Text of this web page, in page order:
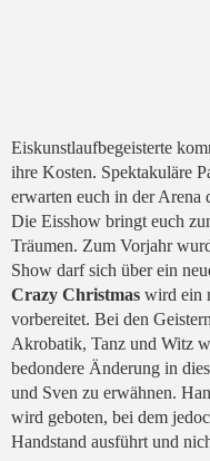
Eiskunstlaufbegeisterte
ihre Kosten. Spektakuläre
erwarten euch in der Arena
Die Eisshow bringt euch
Träumen. Zum Vorjahr
Show darf sich über ein
Crazy Christmas wird ein
vorbereitet. Bei den
Akrobatik, Tanz und Witz
bedondere Änderung in
und Sven zu erwähnen.
wird geboten, bei dem
Handstand ausführt und